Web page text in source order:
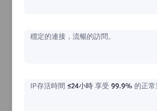
$?/天
穩定的連接，流暢的訪問。
IP存活時間 ≤24小時享受 99.9%的正常